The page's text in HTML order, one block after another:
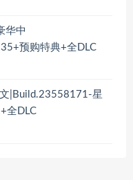
华中
预购特典+全DLC
|Build.23558171-星
全DLC